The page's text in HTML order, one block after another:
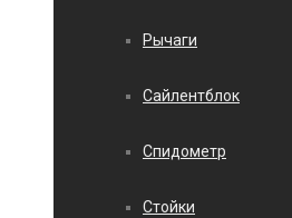
Рычаги
Сайлентблок
Спидометр
Стойки